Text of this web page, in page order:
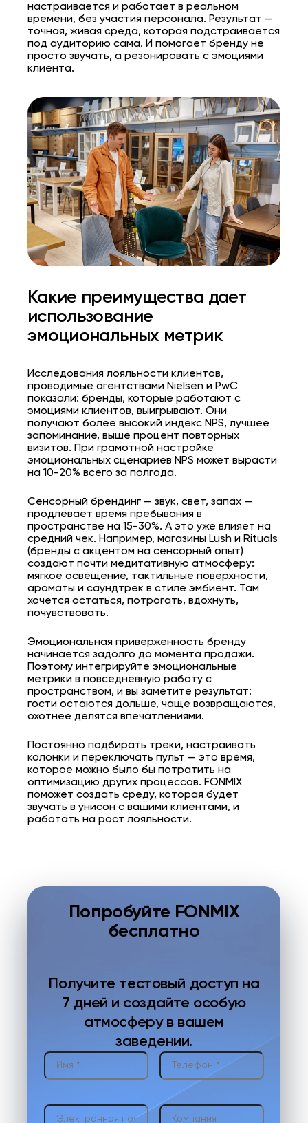
настраивается и работает в реальном
времени, без участия персонала. Результат —
точная, живая среда, которая подстраивается
под аудиторию сама. И помогает бренду не
просто звучать, а резонировать с эмоциями
клиента.
Какие преимущества дает
использование
эмоциональных метрик
Исследования лояльности клиентов,
проводимые агентствами Nielsen и PwC
показали: бренды, которые работают с
эмоциями клиентов, выигрывают. Они
получают более высокий индекс NPS, лучшее
запоминание, выше процент повторных
визитов. При грамотной настройке
эмоциональных сценариев NPS может вырасти
на 10-20% всего за полгода.
Сенсорный брендинг — звук, свет, запах —
продлевает время пребывания в
пространстве на 15-30%. А это уже влияет на
средний чек. Например, магазины Lush и Rituals
(бренды с акцентом на сенсорный опыт)
создают почти медитативную атмосферу:
мягкое освещение, тактильные поверхности,
ароматы и саундтрек в стиле эмбиент. Там
хочется остаться, потрогать, вдохнуть,
почувствовать.
Эмоциональная приверженность бренду
начинается задолго до момента продажи.
Поэтому интегрируйте эмоциональные
метрики в повседневную работу с
пространством, и вы заметите результат:
гости остаются дольше, чаще возвращаются,
охотнее делятся впечатлениями.
Постоянно подбирать треки, настраивать
колонки и переключать пульт — это время,
которое можно было бы потратить на
оптимизацию других процессов. FONMIX
поможет создать среду, которая будет
звучать в унисон с вашими клиентами, и
работать на рост лояльности.
Попробуйте FONMIX
бесплатно
Получите тестовый доступ на
7 дней и создайте особую
атмосферу в вашем
заведении.